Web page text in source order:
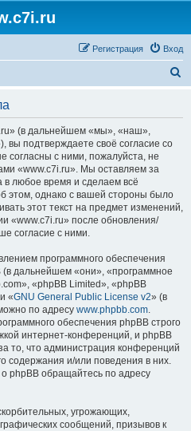
Вход
Регистрация
(в дальнейшем «мы», «наш»,
вы подтверждаете своё согласие со
согласны с ними, пожалуйста, не
«www.c7i.ru». Мы оставляем за
в любое время и сделаем всё
этом, однако с вашей стороны было
этот текст на предмет изменений,
«www.c7i.ru» после обновления/
согласие с ними.
программного обеспечения
дальнейшем «они», «программное
«phpBB Limited», «phpBB
«GNU General Public License v2» (в
по адресу www.phpbb.com.
обеспечения phpBB строго
интернет-конференций, и phpBB
то, что администрация конференций
содержания и/или поведения в них.
phpBB обращайтесь по адресу
угрожающих,
сообщений, призывов к